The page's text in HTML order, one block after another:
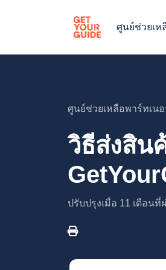
ศูนย์ช่วยเห
ศูนย์ช่วยเหลือพาร์ทเน
วิธีส่งสิน
ปรับปรุงเมื่อ 11 เดือนที่